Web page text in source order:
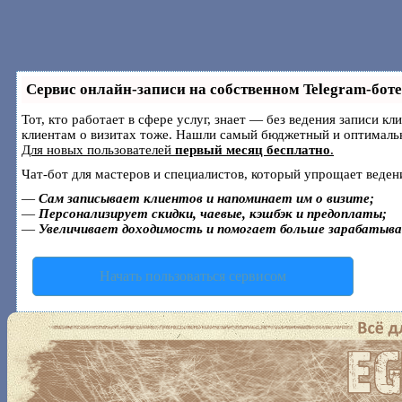
Сервис онлайн-записи на собственном Telegram-боте
Тот, кто работает в сфере услуг, знает — без ведения записи
клиентам о визитах тоже. Нашли самый бюджетный и
Для новых пользователей первый месяц бесплатно.
Чат-бот для мастеров и специалистов, который упрощает
— Сам записывает клиентов и напоминает им о визите;
— Персонализирует скидки, чаевые, кэшбэк и предоплаты;
— Увеличивает доходимость и помогает больше
Начать пользоваться сервисом